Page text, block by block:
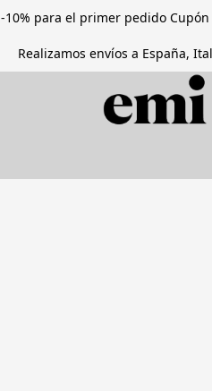
-10% para el primer pedido Cupón
Realizamos envíos a España,